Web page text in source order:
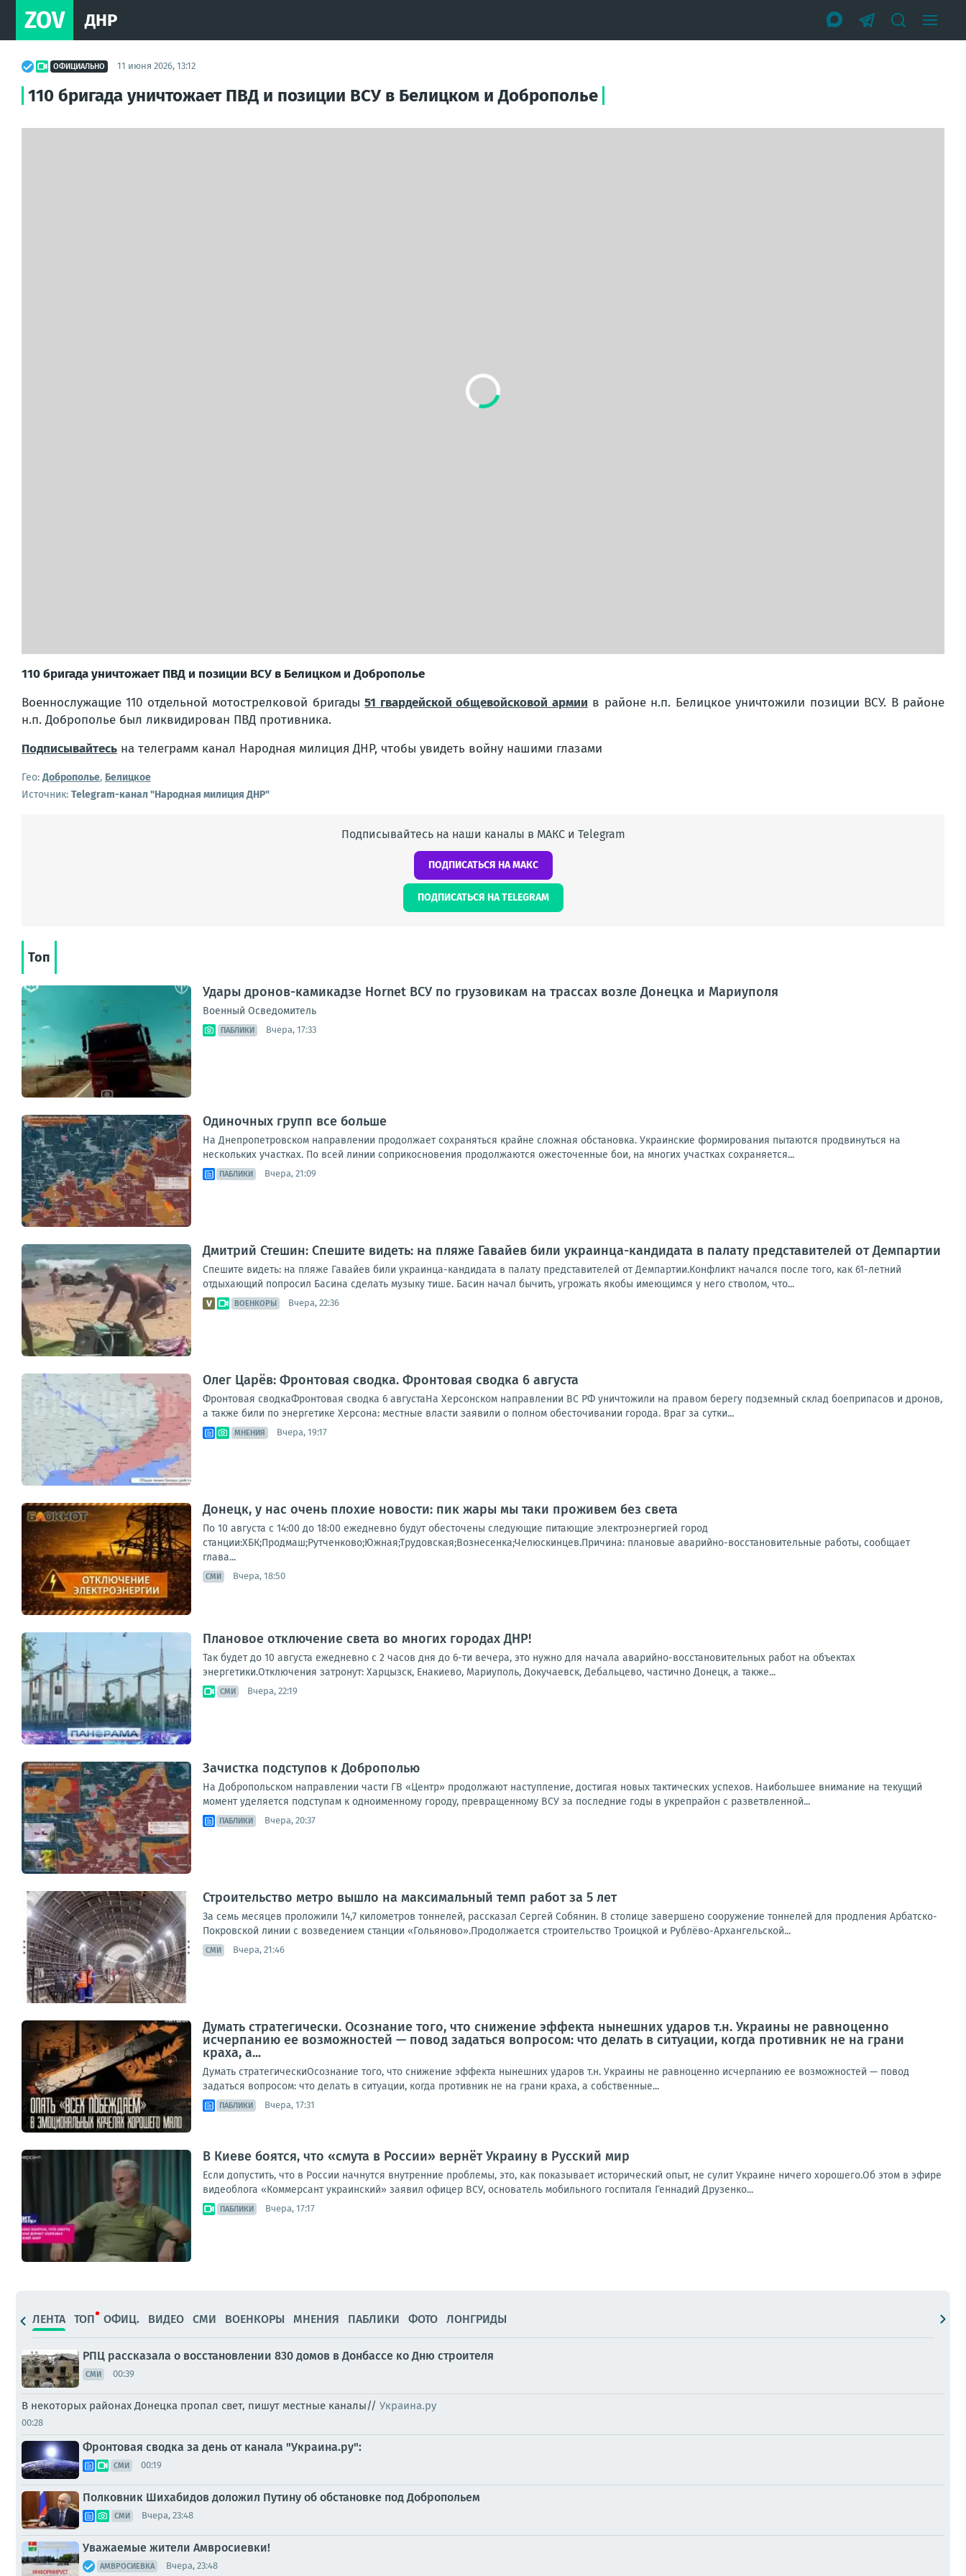
ZOV ДНР
ОФИЦИАЛЬНО 11 июня 2026, 13:12
110 бригада уничтожает ПВД и позиции ВСУ в Белицком и Доброполье
110 бригада уничтожает ПВД и позиции ВСУ в Белицком и Доброполье
Военнослужащие 110 отдельной мотострелковой бригады51 гвардейской общевойсковой армии в районе н.п. Белицкое уничтожили позиции ВСУ. В районе
н.п. Доброполье был ликвидирован ПВД противника.
Подписывайтесь на телеграмм канал Народная милиция ДНР, чтобы увидеть войну нашими глазами
Гео:Доброполье, Белицкое
Источник: Telegram-канал "Народная милиция ДНР"
Подписывайтесь на наши каналы в МАКС и Telegram
ПОДПИСАТЬСЯ НА МАКС
ПОДПИСАТЬСЯ НА TELEGRAM
Топ
Удары дронов-камикадзе Hornet ВСУ по грузовикам на трассах возле Донецка и Мариуполя
Военный Осведомитель
ПАБЛИКИ Вчера, 17:33
Одиночных групп все больше
На Днепропетровском направлении продолжает сохраняться крайне сложная обстановка. Украинские формирования пытаются продвинуться на
нескольких участках. По всей линии соприкосновения продолжаются ожесточенные бои, на многих участках сохраняется...
ПАБЛИКИ Вчера, 21:09
Дмитрий Стешин: Спешите видеть: на пляже Гавайев били украинца-кандидата в палату представителей от Демпартии
Спешите видеть: на пляже Гавайев били украинца-кандидата в палату представителей от Демпартии.Конфликт начался после того, как 61-летний
отдыхающий попросил Басина сделать музыку тише. Басин начал бычить, угрожать якобы имеющимся у него стволом, что...
ВОЕНКОРЫ Вчера, 22:36
Олег Царёв: Фронтовая сводка. Фронтовая сводка 6 августа
Фронтовая сводкаФронтовая сводка 6 августаНа Херсонском направлении ВС РФ уничтожили на правом берегу подземный склад боеприпасов и дронов,
а также били по энергетике Херсона: местные власти заявили о полном обесточивании города. Враг за сутки...
МНЕНИЯ Вчера, 19:17
Донецк, у нас очень плохие новости: пик жары мы таки проживем без света
По 10 августа с 14:00 до 18:00 ежедневно будут обесточены следующие питающие электроэнергией город
станции:ХБК;Продмаш;Рутченково;Южная;Трудовская;Вознесенка;Челюскинцев.Причина: плановые аварийно-восстановительные работы, сообщает
глава...
СМИ Вчера, 18:50
Плановое отключение света во многих городах ДНР!
Так будет до 10 августа ежедневно с 2 часов дня до 6-ти вечера, это нужно для начала аварийно-восстановительных работ на объектах
энергетики.Отключения затронут: Харцызск, Енакиево, Мариуполь, Докучаевск, Дебальцево, частично Донецк, а также...
СМИ Вчера, 22:19
Зачистка подступов к Доброполью
На Добропольском направлении части ГВ «Центр» продолжают наступление, достигая новых тактических успехов. Наибольшее внимание на текущий
момент уделяется подступам к одноименному городу, превращенному ВСУ за последние годы в укрепрайон с разветвленной...
ПАБЛИКИ Вчера, 20:37
Строительство метро вышло на максимальный темп работ за 5 лет
За семь месяцев проложили 14,7 километров тоннелей, рассказал Сергей Собянин. В столице завершено сооружение тоннелей для продления Арбатско-
Покровской линии с возведением станции «Гольяново».Продолжается строительство Троицкой и Рублёво-Архангельской...
СМИ Вчера, 21:46
Думать стратегически. Осознание того, что снижение эффекта нынешних ударов т.н. Украины не равноценно
исчерпанию ее возможностей — повод задаться вопросом: что делать в ситуации, когда противник не на грани
краха, а...
Думать стратегическиОсознание того, что снижение эффекта нынешних ударов т.н. Украины не равноценно исчерпанию ее возможностей — повод
задаться вопросом: что делать в ситуации, когда противник не на грани краха, а собственные...
ПАБЛИКИ Вчера, 17:31
В Киеве боятся, что «смута в России» вернёт Украину в Русский мир
Если допустить, что в России начнутся внутренние проблемы, это, как показывает исторический опыт, не сулит Украине ничего хорошего.Об этом в эфире
видеоблога «Коммерсант украинский» заявил офицер ВСУ, основатель мобильного госпиталя Геннадий Друзенко...
ПАБЛИКИ Вчера, 17:17
ЛЕНТА ТОП ОФИЦ. ВИДЕО СМИ ВОЕНКОРЫ МНЕНИЯ ПАБЛИКИ ФОТО ЛОНГРИДЫ
РПЦ рассказала о восстановлении 830 домов в Донбассе ко Дню строителя
СМИ 00:39
В некоторых районах Донецка пропал свет, пишут местные каналы// Украина.ру
00:28
Фронтовая сводка за день от канала "Украина.ру":
СМИ 00:19
Полковник Шихабидов доложил Путину об обстановке под Добропольем
СМИ Вчера, 23:48
Уважаемые жители Амвросиевки!
АМВРОСИЕВКА Вчера, 23:48